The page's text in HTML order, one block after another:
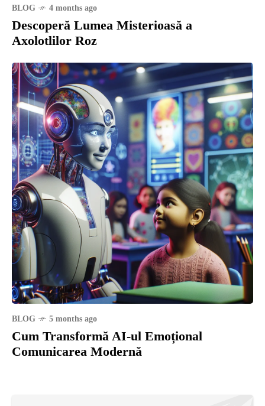
BLOG 4 months ago
Descoperă Lumea Misterioasă a
Axolotlilor Roz
BLOG 5 months ago
Cum Transformă AI-ul Emoțional
Comunicarea Modernă